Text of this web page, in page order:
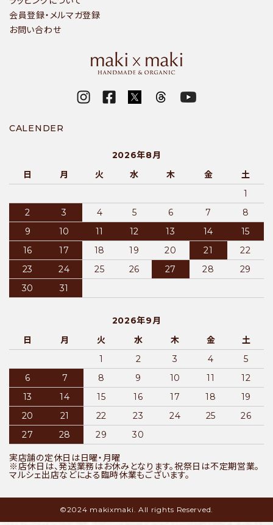
会員登録・メルマガ登録
お問い合わせ
CALENDER
2026年8月
日
月 火 水 木 金
土
1
2
3 4 5 6 7
8
9
10 11 12 13 14
15
16
17 18 19 20 21
22
23
24 25 26 27 28
29
30
31
2026年9月
日
月 火 水 木 金
土
1
2 3 4
5
6
7 8 9 10 11
12
13
14 15 16 17 18
19
20
21 22 23 24 25
26
27
28 29 30
実店舗の定休日は日曜・月曜
※店休日は、発送業務はお休みとなります。祝祭日は不定期営業。
マルシェ出店などによる臨時休業もございます。
©2024 makixmaki. All rights Reserved.